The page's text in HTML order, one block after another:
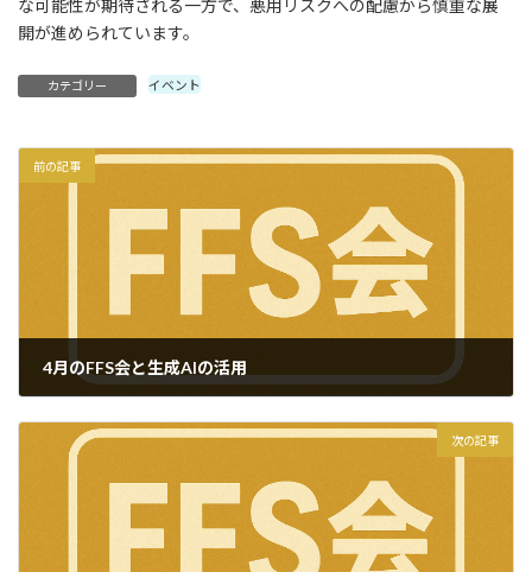
な可能性が期待される一方で、悪用リスクへの配慮から慎重な展
開が進められています。
カテゴリー イベント
前の記事
4月のFFS会と生成AIの活用
次の記事